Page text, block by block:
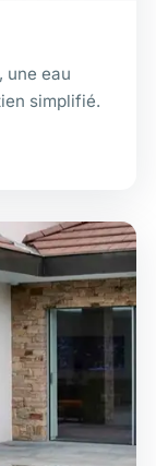
une eau
simplifié.